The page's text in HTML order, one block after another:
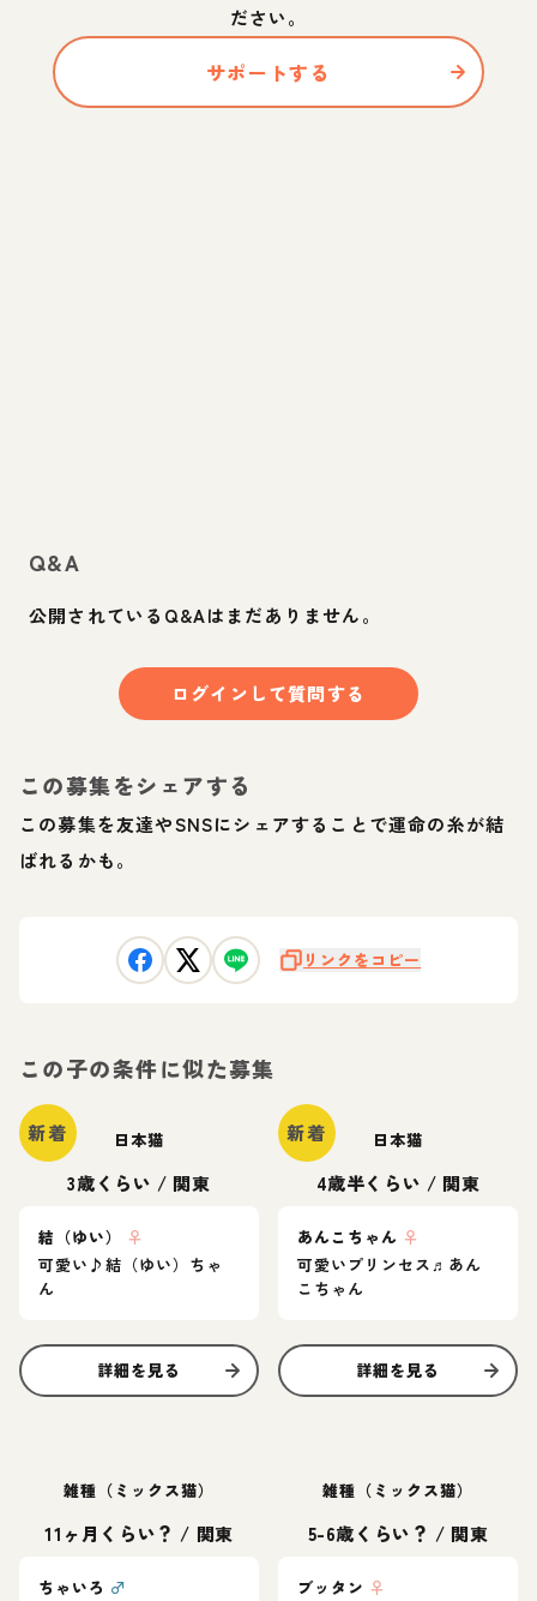
ださい。
サポートする
Q&A
公開されているQ&Aはまだありません。
ログインして質問する
この募集をシェアする
この募集を友達やSNSにシェアすることで運命の糸が結
ばれるかも。
リンクをコピー
この子の条件に似た募集
新着 日本猫
3歳くらい / 関東
結（ゆい）
♀
可愛い♪結（ゆい）ちゃ
ん
詳細を見る
新着 日本猫
4歳半くらい / 関東
あんこちゃん ♀
可愛いプリンセス♬あん
こちゃん
詳細を見る
雑種（ミックス猫）
11ヶ月くらい？ / 関東
ちゃいろ ♂
雑種（ミックス猫）
5-6歳くらい？ / 関東
ブッタン ♀